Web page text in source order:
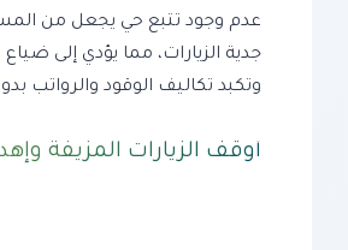
عدم وجود تتبع حي يجعل من
جدية الزيارات، مما يؤدي إلى
وتكبد تكاليف الوقود والرواتب
أوقف الزيارات المزيفة